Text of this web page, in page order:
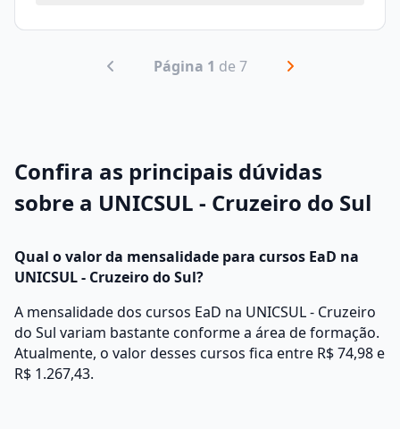
Página 1 de 7
Confira as principais dúvidas
sobre a UNICSUL - Cruzeiro do Sul
Qual o valor da mensalidade para cursos EaD na
UNICSUL - Cruzeiro do Sul?
A mensalidade dos cursos EaD na UNICSUL - Cruzeiro
do Sul variam bastante conforme a área de formação.
Atualmente, o valor desses cursos fica entre R$ 74,98 e
R$ 1.267,43.